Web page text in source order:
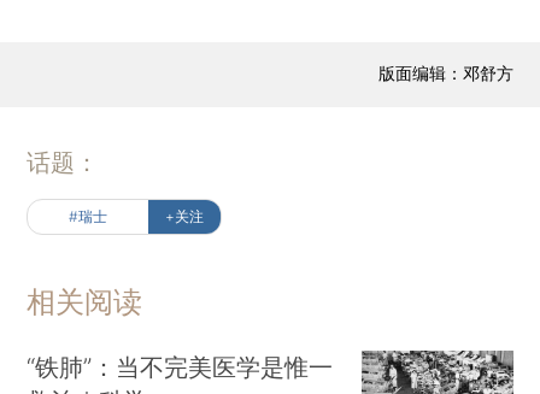
版面编辑：邓舒方
话题：
#瑞士 +关注
相关阅读
“铁肺”：当不完美医学是惟一